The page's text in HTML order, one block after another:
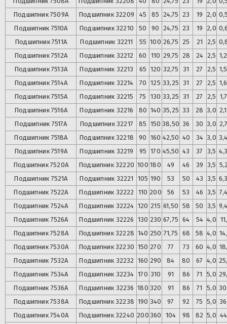
Подшипник 7509А Подшипник 32209 45 85 24,75 23 19 2,0
Подшипник 7510А Подшипник 32210 50 90 24,75 23 19 2,0
Подшипник 7511А Подшипник 32211 55 100 26,75 25 21 2,5
Подшипник 7512А Подшипник 32212 60 110 29,75 28 24 2,5
Подшипник 7513А Подшипник 32213 65 120 32,75 31 27 2,5
Подшипник 7514А Подшипник 32214 70 125 33,25 31 27 2,5
Подшипник 7515А Подшипник 32215 75 130 33,25 31 27 2,5
Подшипник 7516А Подшипник 32216 80 140 35,25 33 28 3,0
Подшипник 7517А Подшипник 32217 85 150 38,50 36 30 3,0
Подшипник 7518А Подшипник 32218 90 160 42,50 40 34 3,0
Подшипник 7519А Подшипник 32219 95 170 45,50 43 37 3,5
Подшипник 7520А Подшипник 32220 100 180 49 46 39 3,5
Подшипник 7521А Подшипник 32221 105 190 53 50 43 3,5
Подшипник 7522А Подшипник 32222 110 200 56 53 46 3,5
Подшипник 7524А Подшипник 32224 120 215 61,50 58 50 3,5
Подшипник 7526А Подшипник 32226 130 230 67,75 64 54 4,0
Подшипник 7528А Подшипник 32228 140 250 71,75 68 58 4,0
Подшипник 7530А Подшипник 32230 150 270 77 73 60 4,0
Подшипник 7532А Подшипник 32232 160 290 84 80 67 4,0
Подшипник 7534А Подшипник 32234 170 310 91 86 71 5,0
Подшипник 7536А Подшипник 32236 180 320 91 86 71 5,0
Подшипник 7538А Подшипник 32238 190 340 97 92 75 5,0
Подшипник 7540А Подшипник 32240 200 360 104 98 82 5,0